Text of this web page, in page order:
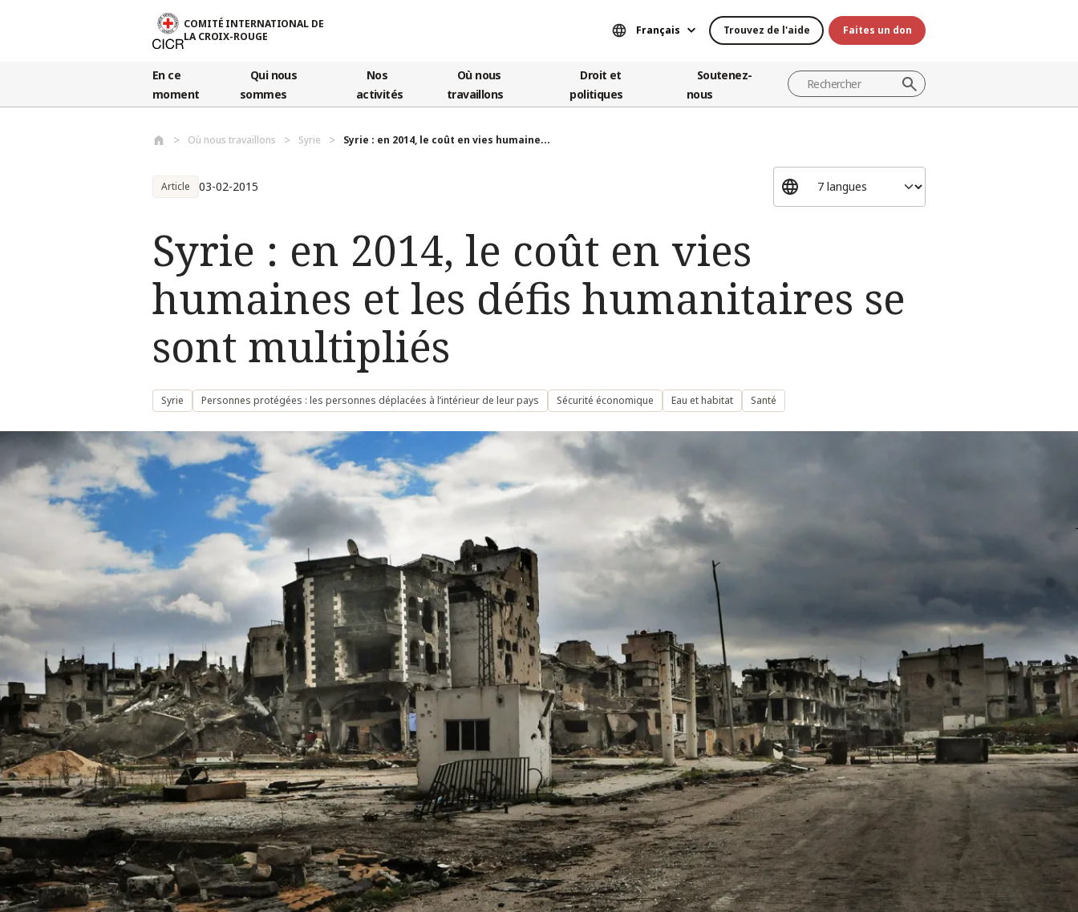
COMITÉ INTERNATIONAL DE
LA CROIX-ROUGE
Français Trouvez de l'aide Faites un don
En ce
moment
Qui nous
sommes
Nos
activités
Où nous
travaillons
Droit et
politiques
Soutenez-
nous
Où nous travaillons Syrie Syrie : en 2014, le coût en vies humaine...
Article 03-02-2015
Syrie : en 2014, le coût en vies
humaines et les défis humanitaires se
sont multipliés
Syrie Personnes protégées : les personnes déplacées à l’intérieur de leur pays Sécurité économique Eau et habitat Santé